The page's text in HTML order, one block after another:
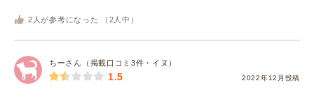
2 人が参考になった （ 2 人中）
ちーさん（掲載口コミ3件・イヌ）
2022年12月投稿
1.5